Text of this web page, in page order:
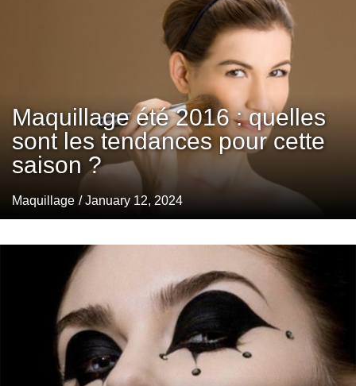
Maquillage été 2016 : quelles
sont les tendances pour cette
saison ?
Maquillage / January 12, 2024